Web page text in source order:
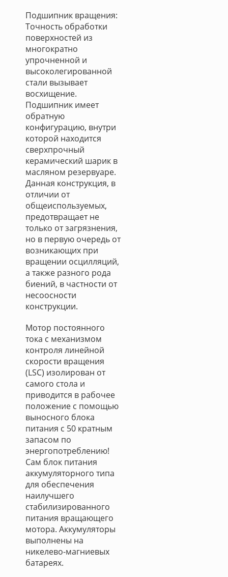
Подшипник вращения:
Точность обработки
поверхностей из
многократно
упрочненной и
высоколегированной
стали вызывает
восхищение.
Подшипник имеет
обратную
конфигурацию, внутри
которой находится
сверхпрочный
керамический шарик в
масляном резервуаре.
Данная конструкция, в
отличии от
общеиспользуемых,
предотвращает не
только от загрязнения,
но в первую очередь от
возникающих при
вращении осцилляций,
а также разного рода
биений, в частности от
несоосности
конструкции.
Мотор постоянного
тока с механизмом
контроля линейной
скорости вращения
(LSC) изолирован от
самого стола и
приводится в рабочее
положение с помощью
выносного блока
питания с 50 кратным
запасом по
энергопотреблению!
Сам блок питания
аккумуляторного типа
для обеспечения
наилучшего
стабилизированного
питания вращающего
мотора. Аккумуляторы
выполнены на
никелево-магниевых
батареях.